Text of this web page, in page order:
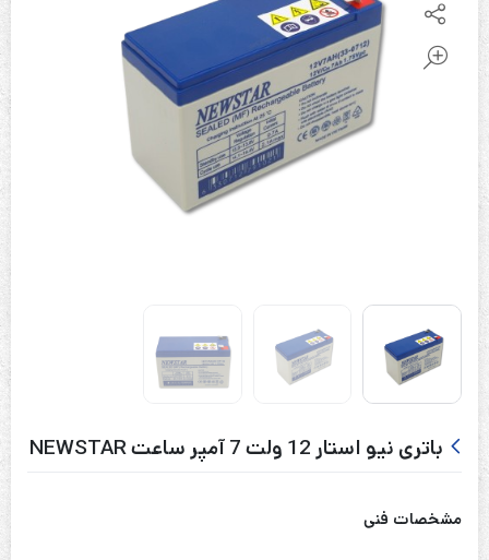
باتری نیو استار 12 ولت 7 آمپر ساعت NEWSTAR
مشخصات فنی